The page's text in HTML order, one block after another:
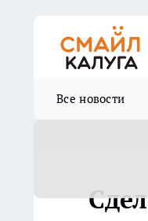
Все новости